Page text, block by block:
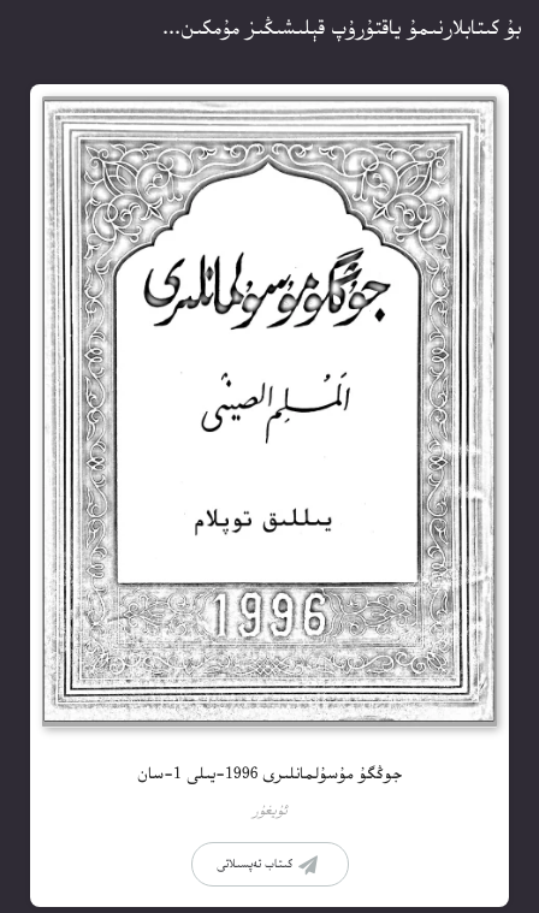
بۇ كىتابلارنىمۇ ياقتۇرۇپ قېلىشىڭىز مۇمكىن...
جوڭگۇ مۇسۇلمانلىرى 1996-يىلى 1-سان
ئۇيغۇر
كىتاب تەپسىلاتى